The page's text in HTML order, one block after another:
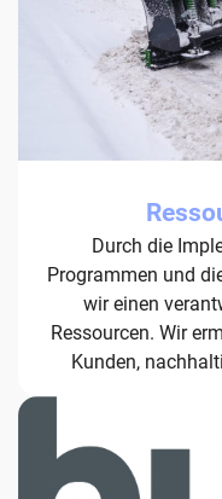
Durch die
Programmen und
wir einen
Ressourcen. Wir
Kunden,